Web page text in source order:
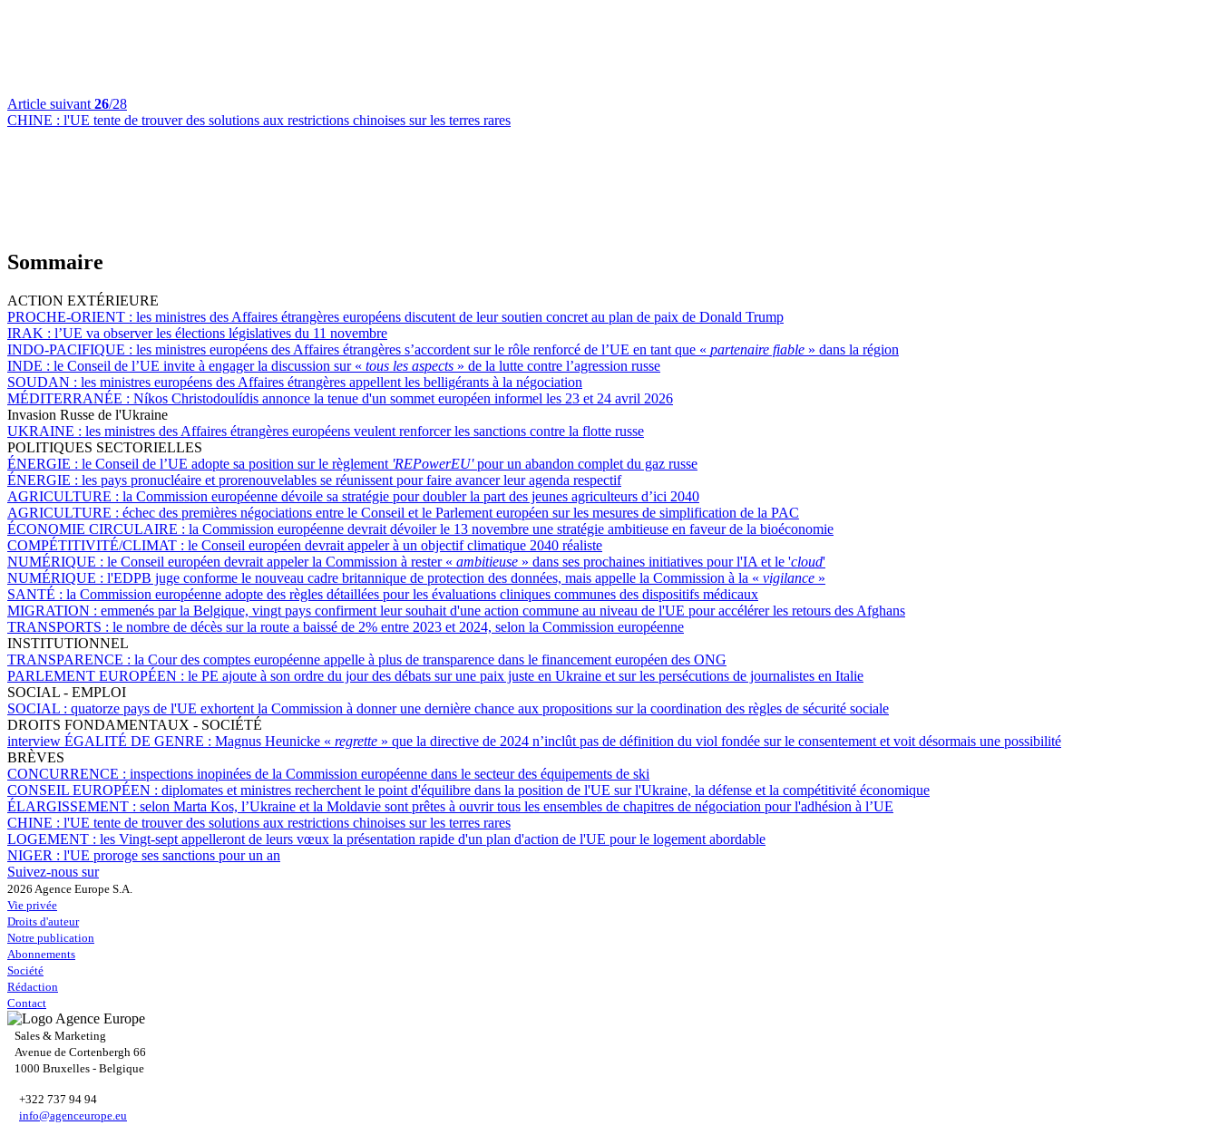
Article suivant 26/28
CHINE : l'UE tente de trouver des solutions aux restrictions chinoises sur les terres rares
Sommaire
ACTION EXTÉRIEURE
PROCHE-ORIENT : les ministres des Affaires étrangères européens discutent de leur soutien concret au plan de paix de Donald Trump
IRAK : l’UE va observer les élections législatives du 11 novembre
INDO-PACIFIQUE : les ministres européens des Affaires étrangères s’accordent sur le rôle renforcé de l’UE en tant que « partenaire fiable » dans la région
INDE : le Conseil de l’UE invite à engager la discussion sur « tous les aspects » de la lutte contre l’agression russe
SOUDAN : les ministres européens des Affaires étrangères appellent les belligérants à la négociation
MÉDITERRANÉE : Níkos Christodoulídis annonce la tenue d'un sommet européen informel les 23 et 24 avril 2026
Invasion Russe de l'Ukraine
UKRAINE : les ministres des Affaires étrangères européens veulent renforcer les sanctions contre la flotte russe
POLITIQUES SECTORIELLES
ÉNERGIE : le Conseil de l’UE adopte sa position sur le règlement 'REPowerEU'pour un abandon complet du gaz russe
ÉNERGIE : les pays pronucléaire et prorenouvelables se réunissent pour faire avancer leur agenda respectif
AGRICULTURE : la Commission européenne dévoile sa stratégie pour doubler la part des jeunes agriculteurs d’ici 2040
AGRICULTURE : échec des premières négociations entre le Conseil et le Parlement européen sur les mesures de simplification de la PAC
ÉCONOMIE CIRCULAIRE : la Commission européenne devrait dévoiler le 13 novembre une stratégie ambitieuse en faveur de la bioéconomie
COMPÉTITIVITÉ/CLIMAT : le Conseil européen devrait appeler à un objectif climatique 2040 réaliste
NUMÉRIQUE : le Conseil européen devrait appeler la Commission à rester « ambitieuse » dans ses prochaines initiatives pour l'IA et le 'cloud'
NUMÉRIQUE : l'EDPB juge conforme le nouveau cadre britannique de protection des données, mais appelle la Commission à la « vigilance »
SANTÉ : la Commission européenne adopte des règles détaillées pour les évaluations cliniques communes des dispositifs médicaux
MIGRATION : emmenés par la Belgique, vingt pays confirment leur souhait d'une action commune au niveau de l'UE pour accélérer les retours des Afghans
TRANSPORTS : le nombre de décès sur la route a baissé de 2% entre 2023 et 2024, selon la Commission européenne
INSTITUTIONNEL
TRANSPARENCE : la Cour des comptes européenne appelle à plus de transparence dans le financement européen des ONG
PARLEMENT EUROPÉEN : le PE ajoute à son ordre du jour des débats sur une paix juste en Ukraine et sur les persécutions de journalistes en Italie
SOCIAL - EMPLOI
SOCIAL : quatorze pays de l'UE exhortent la Commission à donner une dernière chance aux propositions sur la coordination des règles de sécurité sociale
DROITS FONDAMENTAUX - SOCIÉTÉ
interview ÉGALITÉ DE GENRE : Magnus Heunicke « regrette » que la directive de 2024 n’inclût pas de définition du viol fondée sur le consentement et voit désormais une possibilité
BRÈVES
CONCURRENCE : inspections inopinées de la Commission européenne dans le secteur des équipements de ski
CONSEIL EUROPÉEN : diplomates et ministres recherchent le point d'équilibre dans la position de l'UE sur l'Ukraine, la défense et la compétitivité économique
ÉLARGISSEMENT : selon Marta Kos, l’Ukraine et la Moldavie sont prêtes à ouvrir tous les ensembles de chapitres de négociation pour l'adhésion à l’UE
CHINE : l'UE tente de trouver des solutions aux restrictions chinoises sur les terres rares
LOGEMENT : les Vingt-sept appelleront de leurs vœux la présentation rapide d'un plan d'action de l'UE pour le logement abordable
NIGER : l'UE proroge ses sanctions pour un an
Suivez-nous sur
2026 Agence Europe S.A.
Vie privée
Droits d'auteur
Notre publication
Abonnements
Société
Rédaction
Contact
Sales & Marketing
Avenue de Cortenbergh 66
1000 Bruxelles - Belgique
+322 737 94 94
info@agenceurope.eu